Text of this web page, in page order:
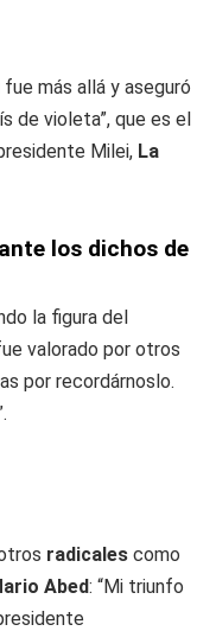
más allá y aseguró
de violeta”, que es el
Milei, La
los dichos de
la figura del
valorado por otros
por recordárnoslo.
radicales como
Abed: “Mi triunfo